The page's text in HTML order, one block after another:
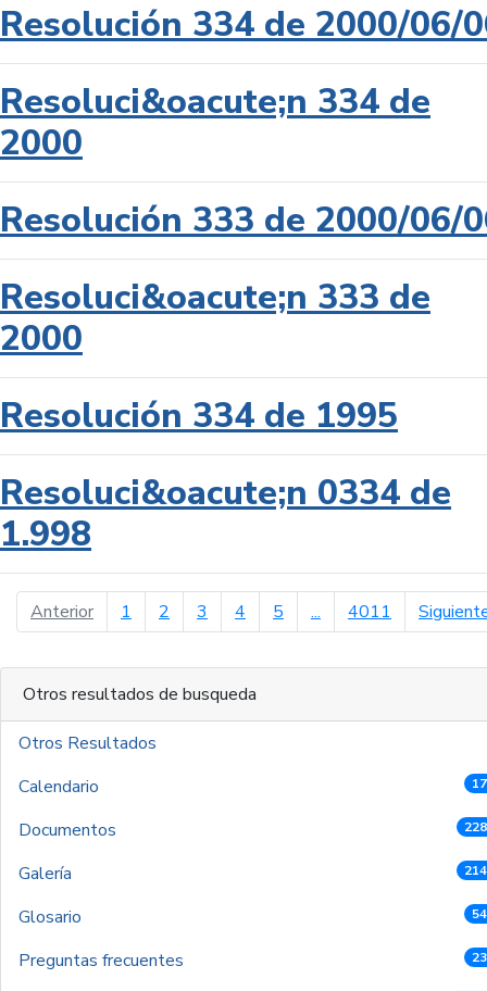
Resolución 334 de 2000/06/
Resoluci&oacute;n 334 de
2000
Resolución 333 de 2000/06/
Resoluci&oacute;n 333 de
2000
Resolución 334 de 1995
Resoluci&oacute;n 0334 de
1.998
Anteriorpágina anterior
1 2 3 4 5 ... 4011
Otros resultados de busqueda
Otros Resultados
Calendario
Documentos
Galería
Glosario
Preguntas frecuentes